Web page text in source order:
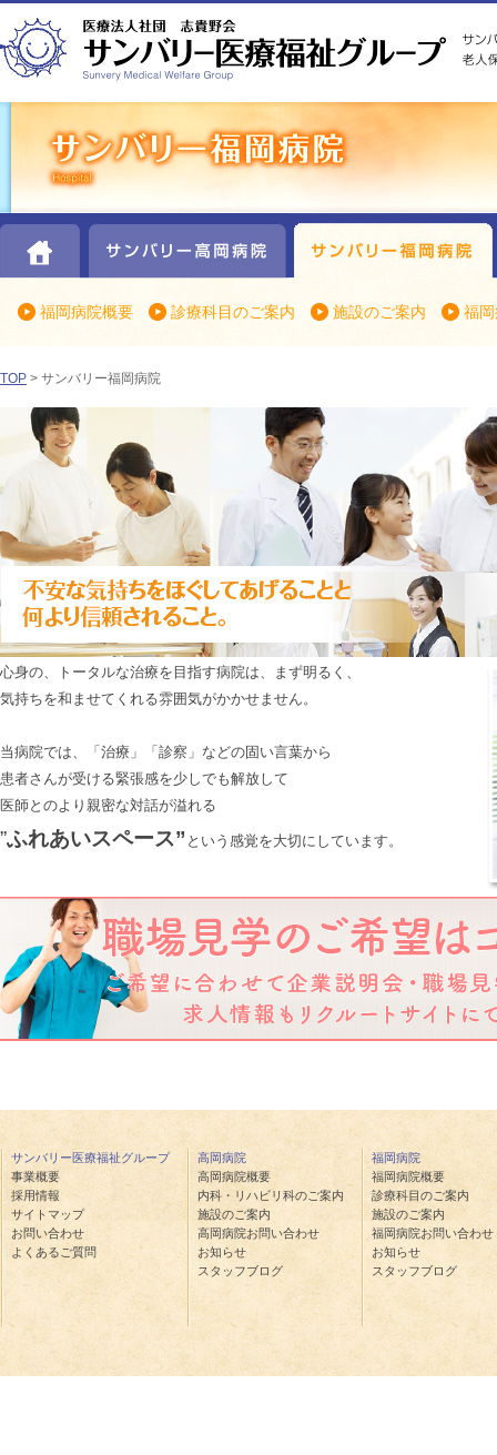
HOME サンバリー高岡病院
福岡病院概要 診療科目のご案内 施設のご案内 福
TOP > サンバリー福岡病院
心身の、トータルな治療を目指す病院は、まず明るく、
気持ちを和ませてくれる雰囲気がかかせません。
当病院では、「治療」「診察」などの固い言葉から
患者さんが受ける緊張感を少しでも解放して
医師とのより親密な対話が溢れる
”ふれあいスペース” という感覚を大切にしています。
サンバリー医療福祉グループ
事業概要
採用情報
サイトマップ
お問い合わせ
よくあるご質問
高岡病院
高岡病院概要
内科・リハビリ科のご案内
施設のご案内
高岡病院お問い合わせ
お知らせ
スタッフブログ
福岡病院
福岡病院概要
診療科目のご案内
施設のご案内
福岡病院お問い合わせ
お知らせ
スタッフブログ